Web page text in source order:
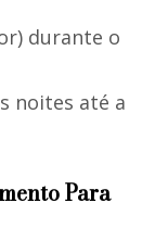
durante o
noites até a
Para